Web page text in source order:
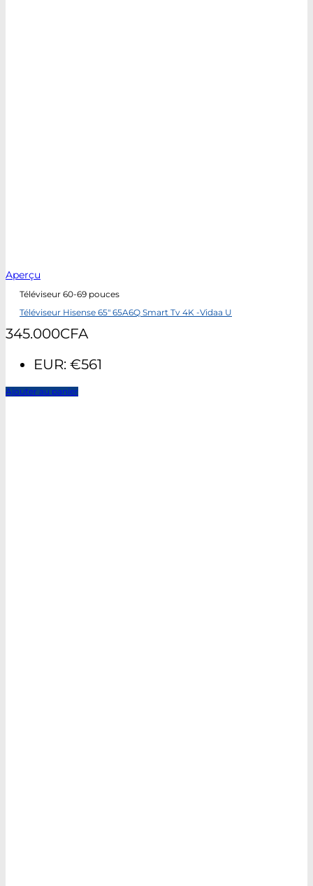
Aperçu
Téléviseur 60-69 pouces
Téléviseur Hisense 65″ 65A6Q Smart Tv 4K -Vidaa U
345.000CFA
EUR: €561
Ajouter au panier